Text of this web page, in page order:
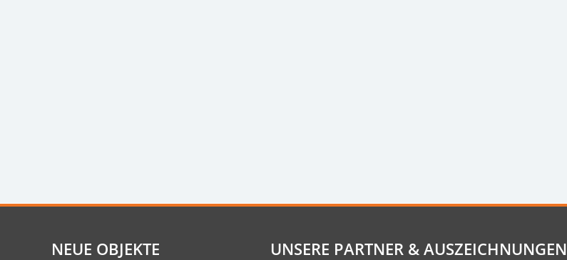
NEUE OBJEKTE UNSERE PARTNER & AUSZEICHNUNGEN